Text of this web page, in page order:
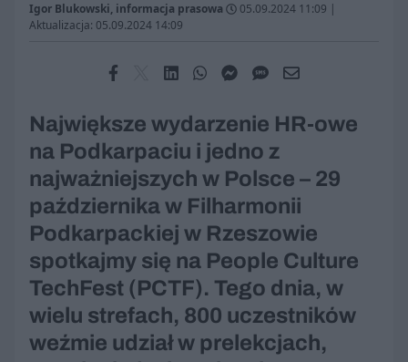
Igor Blukowski, informacja prasowa 05.09.2024 11:09 |
Aktualizacja: 05.09.2024 14:09
Największe wydarzenie HR-owe
na Podkarpaciu i jedno z
najważniejszych w Polsce – 29
października w Filharmonii
Podkarpackiej w Rzeszowie
spotkajmy się na People Culture
TechFest (PCTF). Tego dnia, w
wielu strefach, 800 uczestników
weźmie udział w prelekcjach,